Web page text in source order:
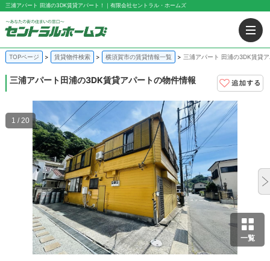
三浦アパート 田浦の3DK賃貸アパート！｜有限会社セントラル・ホームズ
TOPページ 賃貸物件検索 横須賀市の賃貸情報一覧 三浦アパート 田浦の3DK賃貸
三浦アパート田浦の3DK賃貸アパートの物件情報
一覧
1 / 20